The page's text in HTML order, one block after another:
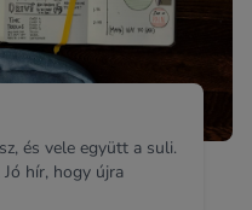
és vele együtt a suli.
hír, hogy újra